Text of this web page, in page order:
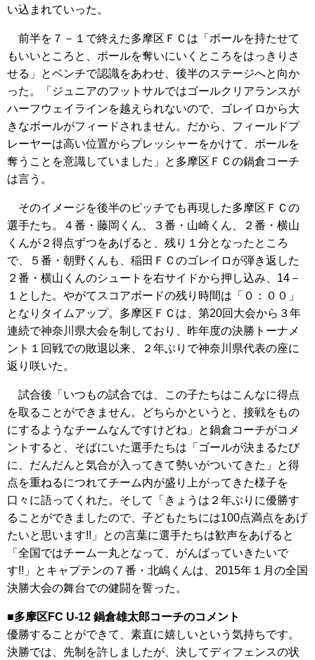
い込まれていった。
前半を７－１で終えた多摩区ＦＣは「ボールを持たせて
もいいところと、ボールを奪いにいくところをはっきりさ
せる」とベンチで認識をあわせ、後半のステージへと向か
った。「ジュニアのフットサルではゴールクリアランスが
ハーフウェイラインを越えられないので、ゴレイロから大
きなボールがフィードされません。だから、フィールドプ
レーヤーは高い位置からプレッシャーをかけて、ボールを
奪うことを意識していました」と多摩区ＦＣの鍋倉コーチ
は言う。
そのイメージを後半のピッチでも再現した多摩区ＦＣの
選手たち。４番・藤岡くん、３番・山崎くん、２番・横山
くんが２得点ずつをあげると、残り１分となったところ
で、５番・朝野くんも、稲田ＦＣのゴレイロが弾き返した
２番・横山くんのシュートを右サイドから押し込み、14－
１とした。やがてスコアボードの残り時間は「０：００」
となりタイムアップ。多摩区ＦＣは、第20回大会から３年
連続で神奈川県大会を制しており、昨年度の決勝トーナメ
ント１回戦での敗退以来、２年ぶりで神奈川県代表の座に
返り咲いた。
試合後「いつもの試合では、この子たちはこんなに得点
を取ることができません。どちらかというと、接戦をもの
にするようなチームなんですけどね」と鍋倉コーチがコメ
ントすると、そばにいた選手たちは「ゴールが決まるたび
に、だんだんと気合が入ってきて勢いがついてきた」と得
点を重ねるにつれてチーム内が盛り上がってきた様子を
口々に語ってくれた。そして「きょうは２年ぶりに優勝す
ることができましたので、子どもたちには100点満点をあげ
たいと思います!!」との言葉に選手たちは歓声をあげると
「全国ではチーム一丸となって、がんばっていきたいで
す!!」とキャプテンの７番・北嶋くんは、2015年１月の全国
決勝大会の舞台での健闘を誓った。
■多摩区FC U-12 鍋倉雄太郎コーチのコメント
優勝することができて、素直に嬉しいという気持ちです。
決勝では、先制を許しましたが、決してディフェンスの状